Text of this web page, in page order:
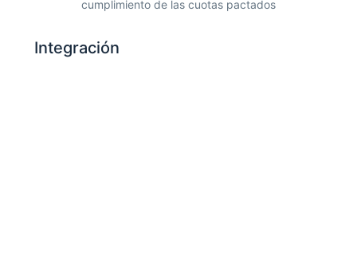
cumplimiento de las cuotas pactados
Integración